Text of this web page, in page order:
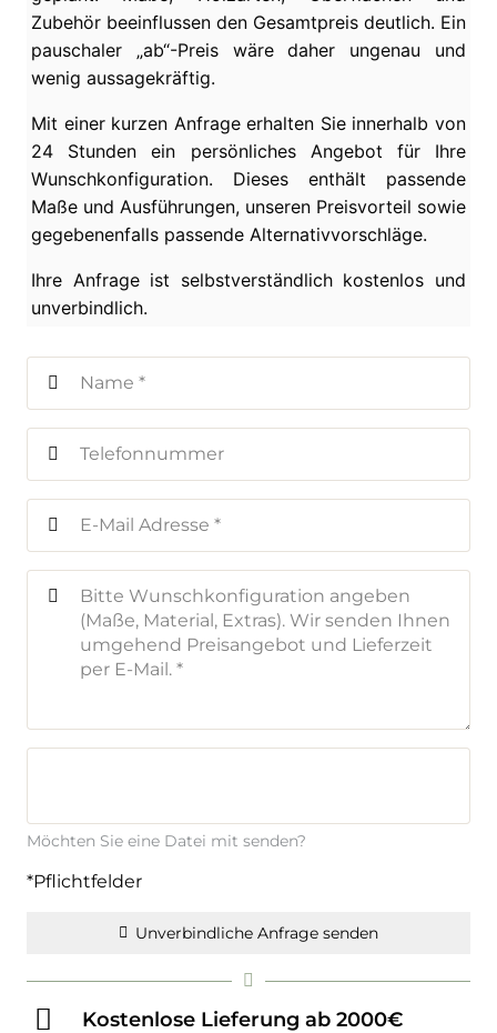
Zubehör beeinflussen den Gesamtpreis deutlich. Ein
pauschaler „ab“-Preis wäre daher ungenau und
wenig aussagekräftig.
Mit einer kurzen Anfrage erhalten Sie innerhalb von
24 Stunden ein persönliches Angebot für Ihre
Wunschkonfiguration. Dieses enthält passende
Maße und Ausführungen, unseren Preisvorteil sowie
gegebenenfalls passende Alternativvorschläge.
Ihre Anfrage ist selbstverständlich kostenlos und
unverbindlich.
Möchten Sie eine Datei mit senden?
*Pflichtfelder
Unverbindliche Anfrage senden
Kostenlose Lieferung ab 2000€